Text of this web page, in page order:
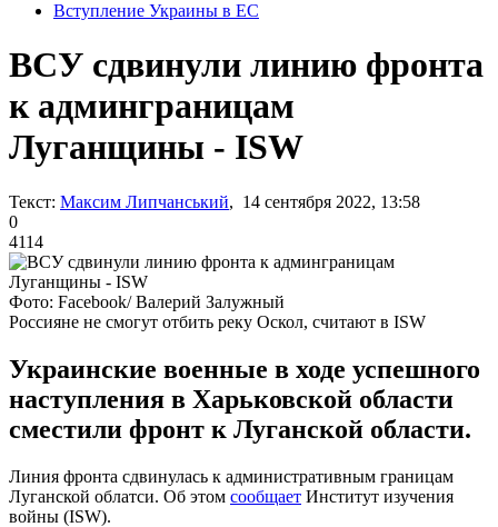
Вступление Украины в ЕС
ВСУ сдвинули линию фронта
к админграницам
Луганщины - ISW
Текст: Максим Липчанський, 14 сентября 2022, 13:58
0
4114
Фото: Facebook/ Валерий Залужный
Россияне не смогут отбить реку Оскол, считают в ISW
Украинские военные в ходе успешного
наступления в Харьковской области
сместили фронт к Луганской области.
Линия фронта сдвинулась к административным границам
Луганской облатси. Об этом сообщает Институт изучения
войны (ISW).